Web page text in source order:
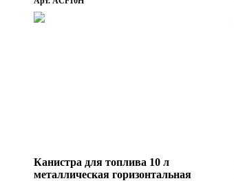
Канистра для топлива 10 л
металлическая горизонтальная